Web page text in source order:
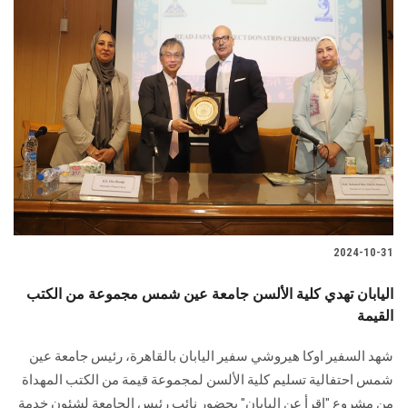
تواصل معنا
هيئة التدريس
الدراسات العليا
الزائـرون
2024-10-31
اليابان تهدي كلية الألسن جامعة عين شمس مجموعة من الكتب
القيمة
شهد السفير اوكا هيروشي سفير اليابان بالقاهرة، رئيس جامعة ‏عين
شمس احتفالية تسليم كلية الألسن لمجموعة قيمة من الكتب المهداة
من مشروع "اقرأ عن ‏اليابان" بحضور نائب رئيس الجامعة لشئون خدمة